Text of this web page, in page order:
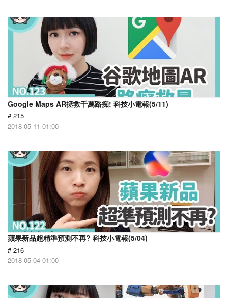
Google Maps AR拯救千萬路痴! 科技小電報(5/11)
# 215
2018-05-11 01:00
蘋果新品超精準預測不再? 科技小電報(5/04)
# 216
2018-05-04 01:00